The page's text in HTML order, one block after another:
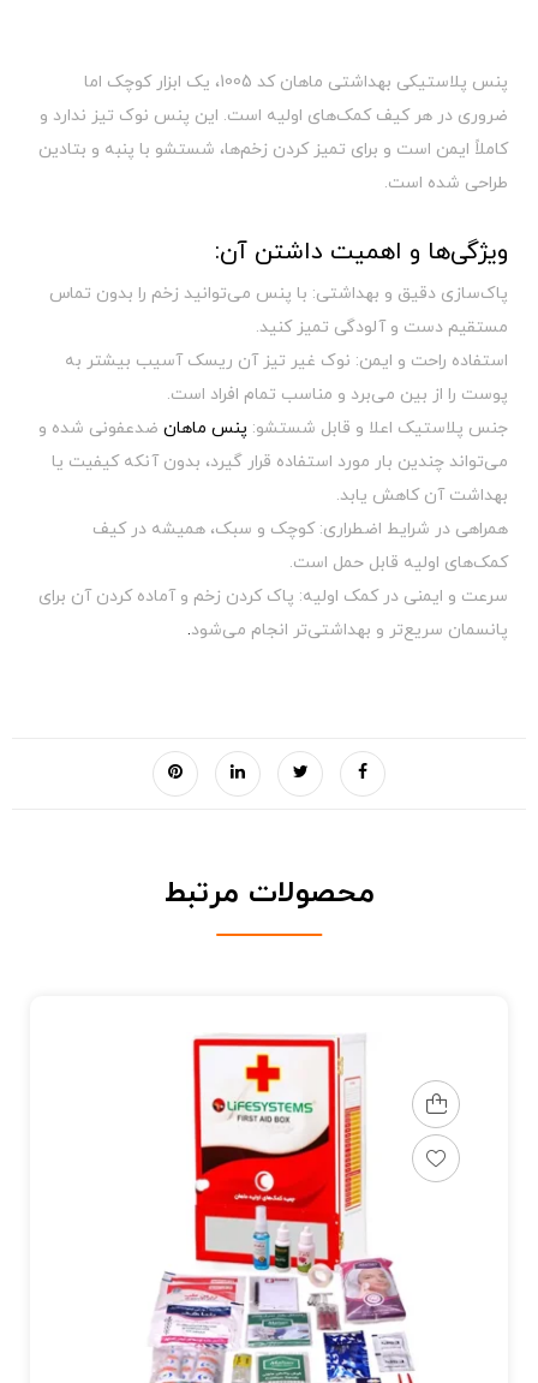
پنس پلاستیکی بهداشتی ماهان کد 1005، یک ابزار کوچک اما
ضروری در هر کیف کمک‌های اولیه است. این پنس نوک تیز ندارد و
کاملاً ایمن است و برای تمیز کردن زخم‌ها، شستشو با پنبه و بتادین
طراحی شده است.
ویژگی‌ها و اهمیت داشتن آن:
پاک‌سازی دقیق و بهداشتی: با پنس می‌توانید زخم را بدون تماس
مستقیم دست و آلودگی تمیز کنید.
استفاده راحت و ایمن: نوک غیر تیز آن ریسک آسیب بیشتر به
پوست را از بین می‌برد و مناسب تمام افراد است.
جنس پلاستیک اعلا و قابل شستشو: پنس ماهانضدعفونی شده و
می‌تواند چندین بار مورد استفاده قرار گیرد، بدون آنکه کیفیت یا
بهداشت آن کاهش یابد.
همراهی در شرایط اضطراری: کوچک و سبک، همیشه در کیف
کمک‌های اولیه قابل حمل است.
سرعت و ایمنی در کمک اولیه: پاک کردن زخم و آماده کردن آن برای
پانسمان سریع‌تر و بهداشتی‌تر انجام می‌شود.
محصولات مرتبط